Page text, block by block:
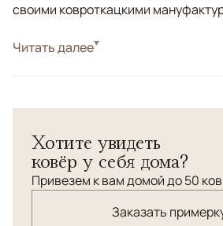
своими ковроткацкими
СтильСовременные
Читать далее
Хотите увидеть
ковёр у себя дома?
Привезем к вам домой до 50
Заказать